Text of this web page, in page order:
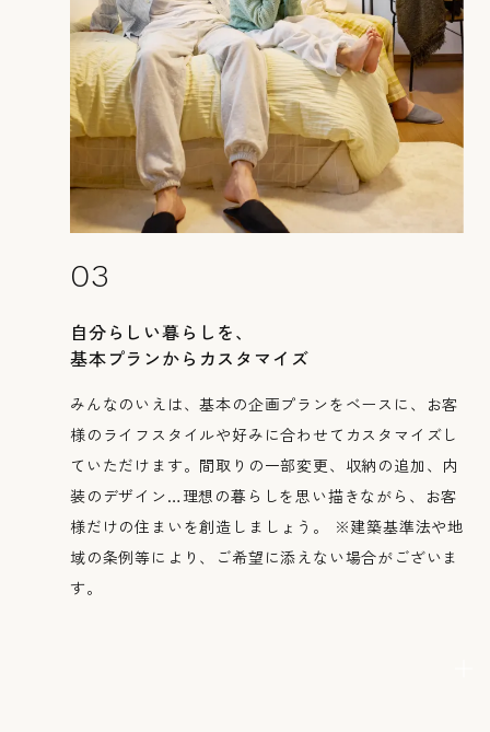
展示場来場予約
お問い合わせ
販売中の物件
03
自分らしい暮らしを、
基本プランからカスタマイズ
みんなのいえは、基本の企画プランをベースに、お客
様のライフスタイルや好みに合わせてカスタマイズし
ていただけます。間取りの一部変更、収納の追加、内
装のデザイン…理想の暮らしを思い描きながら、お客
様だけの住まいを創造しましょう。 ※建築基準法や地
域の条例等により、ご希望に添えない場合がございま
す。